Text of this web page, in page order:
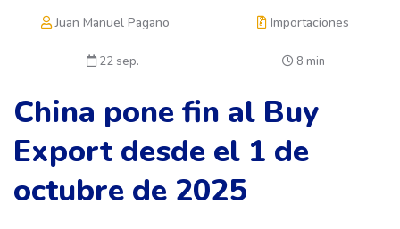
Juan Manuel Pagano Importaciones
22 sep. 8 min
China pone fin al Buy
Export desde el 1 de
octubre de 2025